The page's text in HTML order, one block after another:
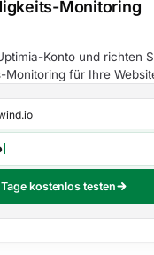
Monitoring
Konto und richten
Monitoring für Ihre
kostenlos testen